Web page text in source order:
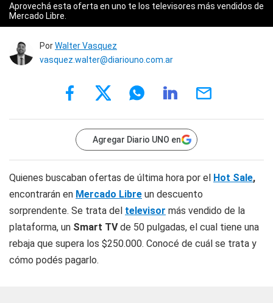
Aprovechá esta oferta en uno te los televisores más vendidos de
Mercado Libre.
PorWalter Vasquez
vasquez.walter@diariouno.com.ar
Agregar Diario UNO en
Quienes buscaban ofertas de última hora por el Hot Sale,
encontrarán en Mercado Libre un descuento
sorprendente. Se trata del televisor más vendido de la
plataforma, un Smart TVde 50 pulgadas, el cual tiene una
rebaja que supera los $250.000. Conocé de cuál se trata y
cómo podés pagarlo.